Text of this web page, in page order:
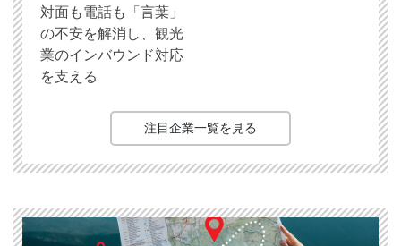
対面も電話も「言葉」
の不安を解消し、観光
業のインバウンド対応
を支える
注目企業一覧を見る